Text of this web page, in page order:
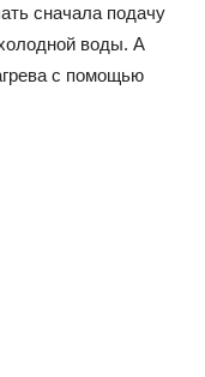
сначала подачу
воды. А
с помощью